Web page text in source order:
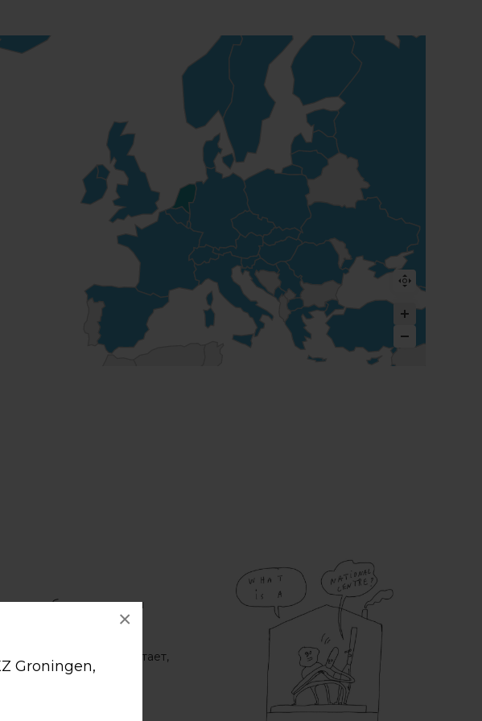
Groningen,
×
в области театра и
всех тех, кто работает,